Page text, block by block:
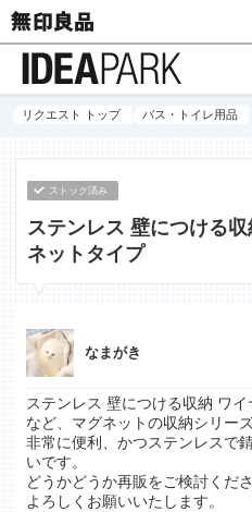
リクエスト トップ バス・トイレ用品
ストック済み
ステンレス 壁につける
ネットタイプ
なまがき
ステンレス 壁につける収納 ワ
など、マグネットの収納シリー
非常に便利、かつステンレスで
いです。
どうかどうか再販をご検討くださ
よろしくお願いいたします。